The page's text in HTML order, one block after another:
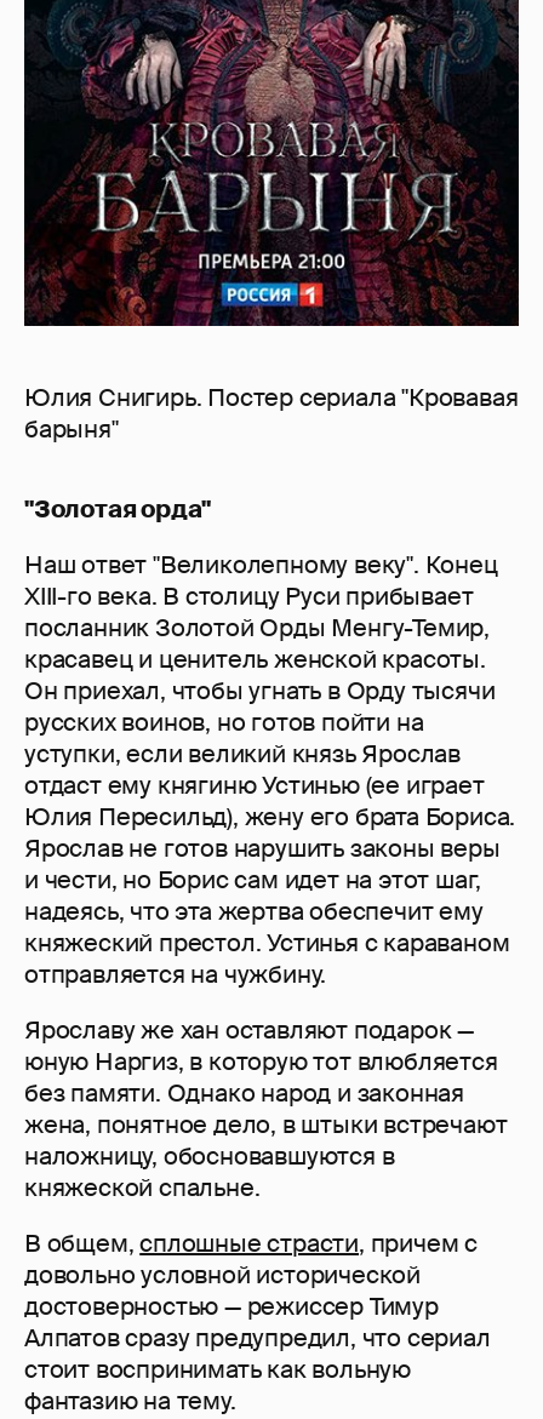
Юлия Снигирь. Постер сериала "Кровавая
барыня"
"Золотая орда"
Наш ответ "Великолепному веку". Конец
XIII-го века. В столицу Руси прибывает
посланник Золотой Орды Менгу-Темир,
красавец и ценитель женской красоты.
Он приехал, чтобы угнать в Орду тысячи
русских воинов, но готов пойти на
уступки, если великий князь Ярослав
отдаст ему княгиню Устинью (ее играет
Юлия Пересильд), жену его брата Бориса.
Ярослав не готов нарушить законы веры
и чести, но Борис сам идет на этот шаг,
надеясь, что эта жертва обеспечит ему
княжеский престол. Устинья с караваном
отправляется на чужбину.
Ярославу же хан оставляют подарок —
юную Наргиз, в которую тот влюбляется
без памяти. Однако народ и законная
жена, понятное дело, в штыки встречают
наложницу, обосновавшуются в
княжеской спальне.
В общем,сплошные страсти, причем с
довольно условной исторической
достоверностью — режиссер Тимур
Алпатов сразу предупредил, что сериал
стоит воспринимать как вольную
фантазию на тему.